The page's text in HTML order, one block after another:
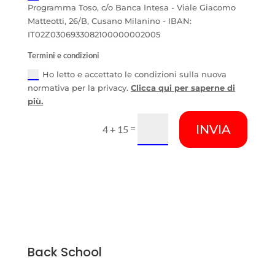
Programma Toso, c/o Banca Intesa - Viale Giacomo
Matteotti, 26/B, Cusano Milanino - IBAN:
IT02Z0306933082100000002005
Termini e condizioni
Ho letto e accettato le condizioni sulla nuova
normativa per la privacy.Clicca qui per saperne di
più.
4 + 15 = INVIA
Back School